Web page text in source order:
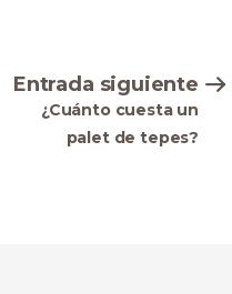
Entrada siguiente
¿Cuánto cuesta un
palet de tepes?